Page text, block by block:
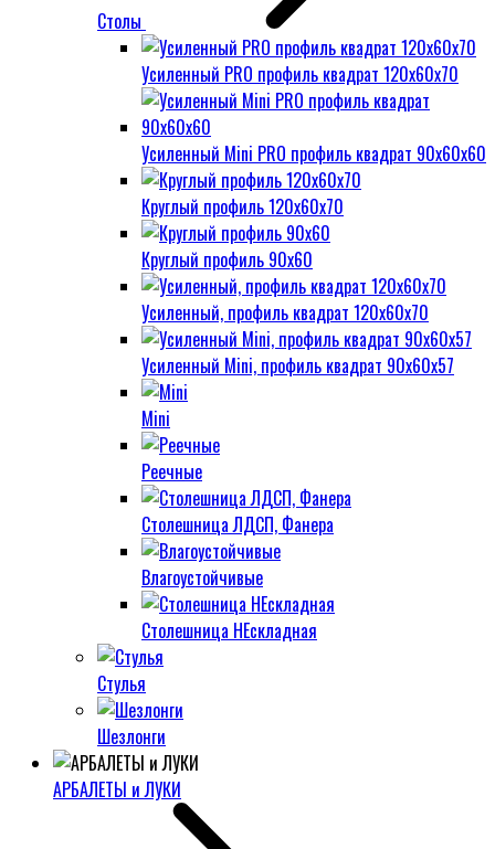
Столы
Усиленный PRO профиль квадрат 120х60х70
Усиленный Mini PRO профиль квадрат 90х60х60
Круглый профиль 120х60х70
Круглый профиль 90х60
Усиленный, профиль квадрат 120х60х70
Усиленный Mini, профиль квадрат 90х60х57
Mini
Реечные
Столешница ЛДСП, Фанера
Влагоустойчивые
Столешница НЕскладная
Стулья
Шезлонги
АРБАЛЕТЫ и ЛУКИ